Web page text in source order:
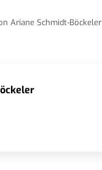
Ariane Schmidt-Böckeler